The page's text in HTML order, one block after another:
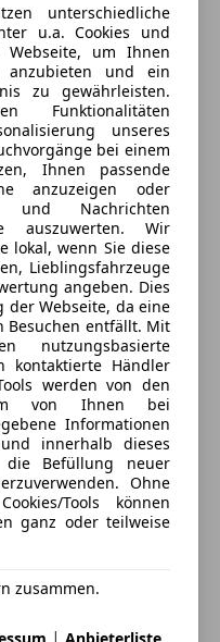
Beifahrer
abgedunkelt)
Notruf inkl.
schwenkbar)
unterschiedliche
u.a. Cookies und
um Ihnen
anzubieten und ein
zu gewährleisten.
Funktionalitäten
unseres
bei einem
Ihnen passende
anzuzeigen oder
und Nachrichten
auszuwerten. Wir
lokal, wenn Sie diese
Lieblingsfahrzeuge
angeben. Dies
Webseite, da eine
Besuchen entfällt. Mit
nutzungsbasierte
kontaktierte Händler
werden von den
von Ihnen bei
Informationen
innerhalb dieses
die Befüllung neuer
Ohne
Tools können
ganz oder teilweise
zusammen.
Anbieterliste